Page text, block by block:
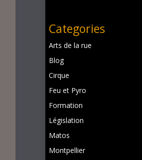
Categories
Arts de la rue
Blog
Cirque
Feu et Pyro
Formation
Législation
Matos
Montpellier